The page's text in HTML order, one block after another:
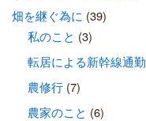
畑を継ぐ為に (39)
私のこと (3)
転居による新幹線通勤
農修行(7)
農家のこと (6)